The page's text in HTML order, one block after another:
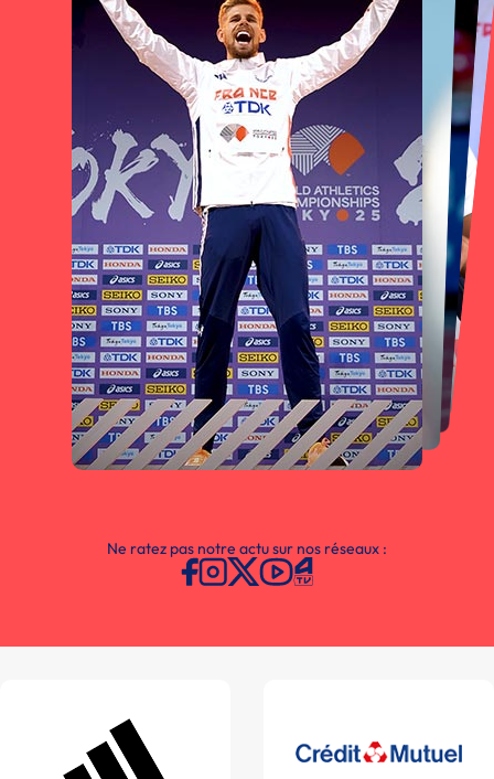
Ne ratez pas notre actu sur nos réseaux :